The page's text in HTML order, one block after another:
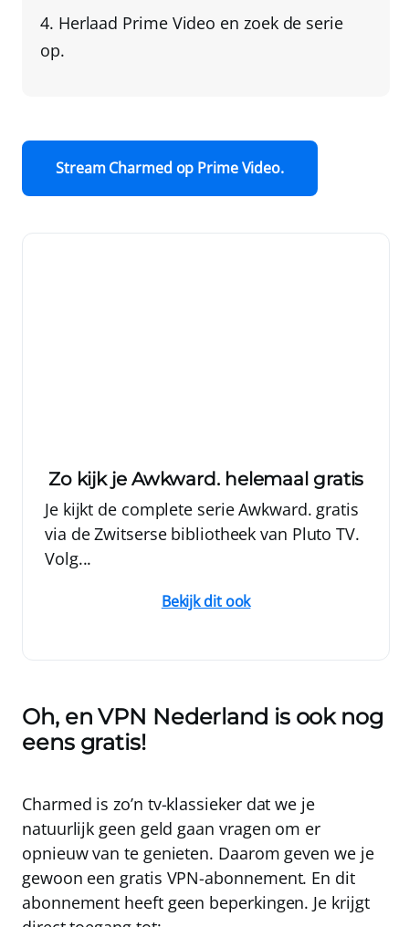
Herlaad Prime Video en zoek de serie
op.
Stream Charmed op Prime Video.
Zo kijk je Awkward. helemaal gratis
Je kijkt de complete serie Awkward. gratis
via de Zwitserse bibliotheek van Pluto TV.
Volg...
Bekijk dit ook
Oh, en VPN Nederland is ook nog
eens gratis!
Charmed is zo’n tv-klassieker dat we je
natuurlijk geen geld gaan vragen om er
opnieuw van te genieten. Daarom geven we je
gewoon een gratis VPN-abonnement. En dit
abonnement heeft geen beperkingen. Je krijgt